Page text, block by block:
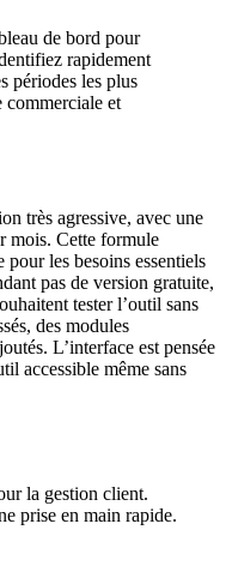
de bord pour
rapidement
périodes les plus
commerciale et
très agressive, avec une
mois. Cette formule
pour les besoins essentiels
pas de version gratuite,
tester l’outil sans
des modules
L’interface est pensée
accessible même sans
la gestion client.
prise en main rapide.